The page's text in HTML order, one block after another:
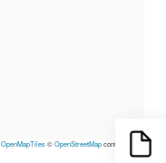
OpenMapTiles©OpenStreetMapcontributors